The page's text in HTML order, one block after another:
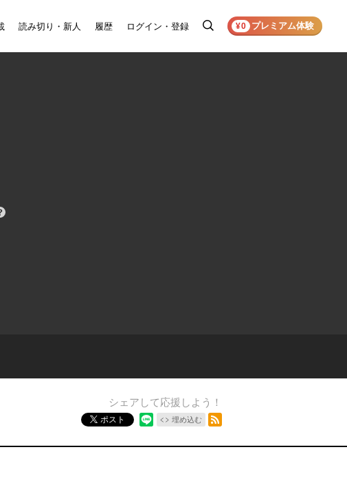
読み切り・新人 履歴 ログイン・登録
検
¥0 プレミアム体験
シェアして応援しよう！
ポスト 埋め込む